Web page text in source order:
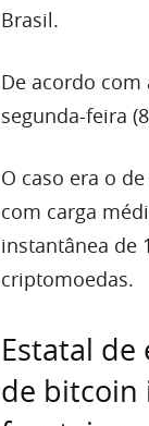
Brasil.
De acordo
segunda-feira
O caso era o
com carga
instantânea de
criptomoedas.
Estatal
de bitcoin